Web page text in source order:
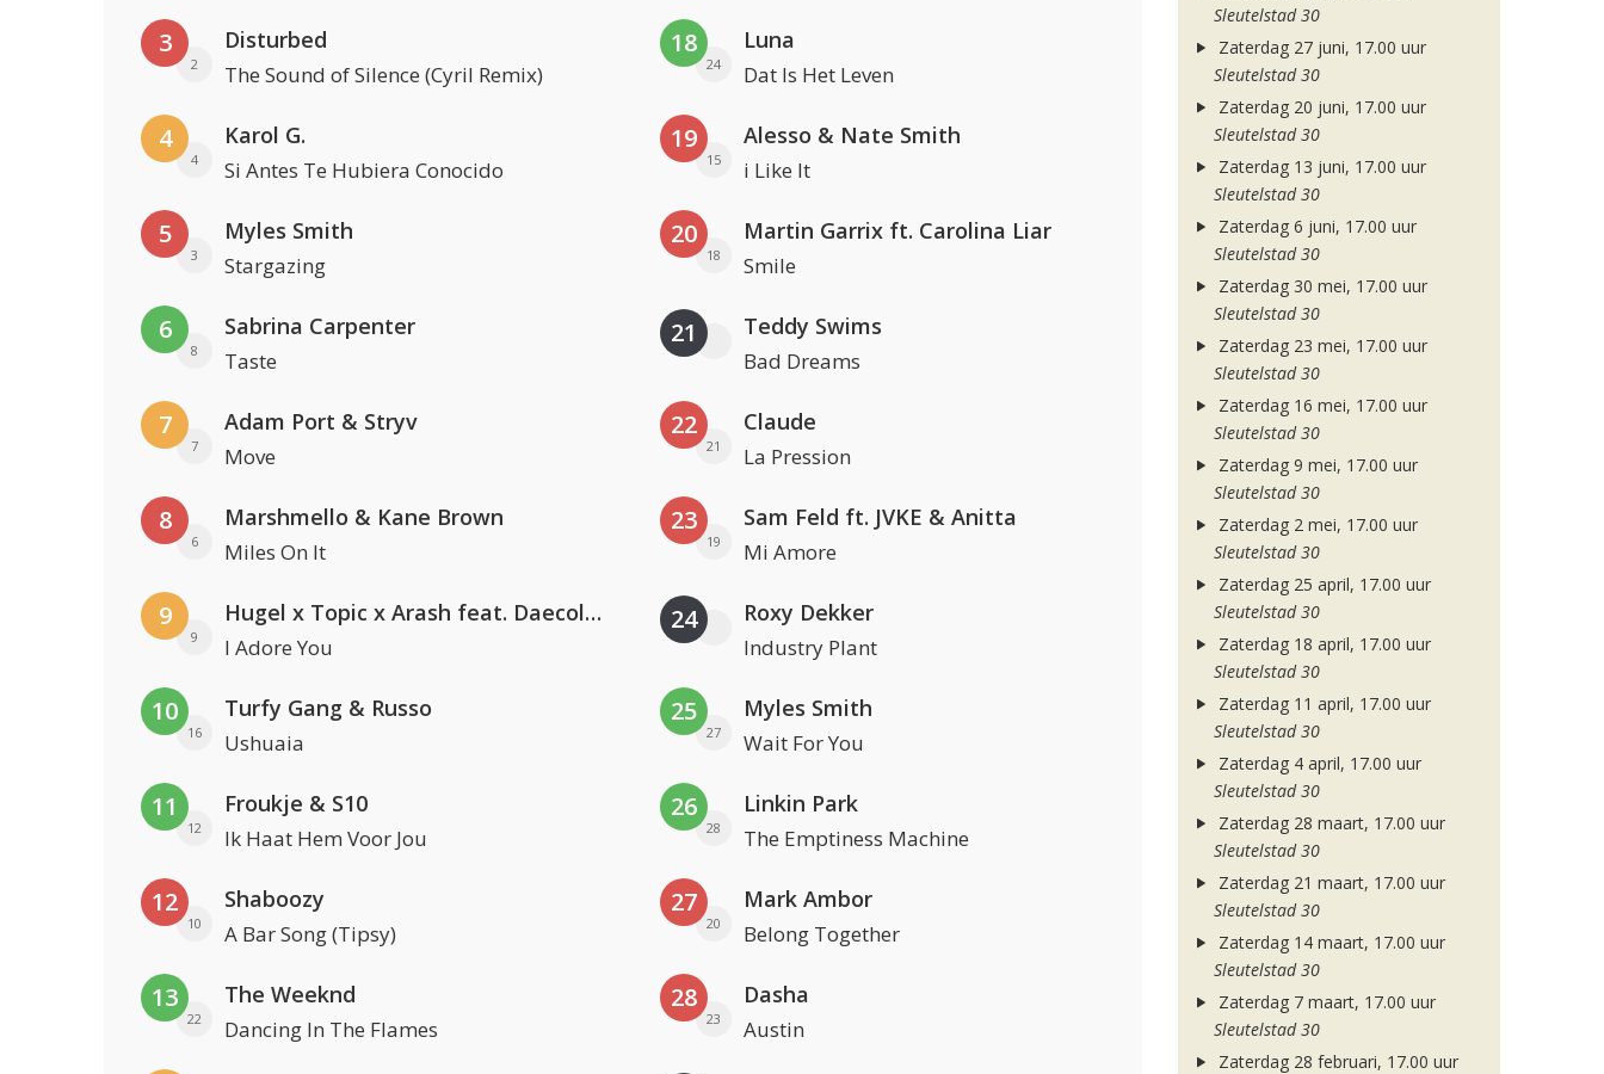
3
2
Disturbed
The Sound of Silence (Cyril Remix)
4
4
Karol G.
Si Antes Te Hubiera Conocido
5
3
Myles Smith
Stargazing
6
8
Sabrina Carpenter
Taste
7
7
Adam Port & Stryv
Move
8
6
Marshmello & Kane Brown
Miles On It
9
9
Hugel x Topic x Arash feat. Daecolm
I Adore You
10
16
Turfy Gang & Russo
Ushuaia
11
12
Froukje & S10
Ik Haat Hem Voor Jou
12
10
Shaboozy
A Bar Song (Tipsy)
13
22
The Weeknd
Dancing In The Flames
18
24
Luna
Dat Is Het Leven
19
15
Alesso & Nate Smith
i Like It
20
18
Martin Garrix ft. Carolina Liar
Smile
21 Teddy Swims
Bad Dreams
22
21
Claude
La Pression
23
19
Sam Feld ft. JVKE & Anitta
Mi Amore
24 Roxy Dekker
Industry Plant
25
27
Myles Smith
Wait For You
26
28
Linkin Park
The Emptiness Machine
27
20
Mark Ambor
Belong Together
28
23
Dasha
Austin
Sleutelstad 30
Zaterdag 27 juni, 17.00 uur
Sleutelstad 30
Zaterdag 20 juni, 17.00 uur
Sleutelstad 30
Zaterdag 13 juni, 17.00 uur
Sleutelstad 30
Zaterdag 6 juni, 17.00 uur
Sleutelstad 30
Zaterdag 30 mei, 17.00 uur
Sleutelstad 30
Zaterdag 23 mei, 17.00 uur
Sleutelstad 30
Zaterdag 16 mei, 17.00 uur
Sleutelstad 30
Zaterdag 9 mei, 17.00 uur
Sleutelstad 30
Zaterdag 2 mei, 17.00 uur
Sleutelstad 30
Zaterdag 25 april, 17.00 uur
Sleutelstad 30
Zaterdag 18 april, 17.00 uur
Sleutelstad 30
Zaterdag 11 april, 17.00 uur
Sleutelstad 30
Zaterdag 4 april, 17.00 uur
Sleutelstad 30
Zaterdag 28 maart, 17.00 uur
Sleutelstad 30
Zaterdag 21 maart, 17.00 uur
Sleutelstad 30
Zaterdag 14 maart, 17.00 uur
Sleutelstad 30
Zaterdag 7 maart, 17.00 uur
Sleutelstad 30
Zaterdag 28 februari, 17.00 uur